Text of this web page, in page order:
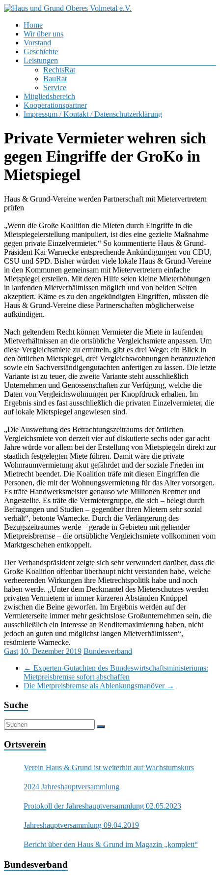
Zum
springen
Haus
und
Grund
Oberes
Volmetal
Menü
Home
Wir über uns
Vorstand
Geschichte
Leistungen
RechtsRat
BauRat
Service
Mitgliedsbereich
Kooperationspartner
Impressum / Kontakt / Datenschutzerklärung
Private Vermieter wehren sich
gegen Eingriffe der GroKo in
Mietspiegel
Haus & Grund-Vereine werden Partnerschaft mit Mietervertretern
prüfen
„Wenn die Große Koalition die Mieten durch Eingriffe in die
Mietspiegelerstellung manipuliert, ist dies eine gezielte Maßnahme
gegen private Einzelvermieter.“ So kommentierte Haus & Grund-
Präsident Kai Warnecke entsprechende Ankündigungen von CDU,
CSU und SPD. Bisher würden viele lokale Haus & Grund-Vereine
in den Kommunen gemeinsam mit Mietervertretern einfache
Mietspiegel erstellen. Mit deren Hilfe seien kleine Mieterhöhungen
in laufenden Mietverhältnissen möglich und von beiden Seiten
akzeptiert. Käme es zu den angekündigten Eingriffen, müssten die
Haus & Grund-Vereine diese Partnerschaften möglicherweise
aufkündigen.
Nach geltendem Recht können Vermieter die Miete in laufenden
Mietverhältnissen an die ortsübliche Vergleichsmiete anpassen. Um
diese Vergleichsmiete zu ermitteln, gibt es drei Wege: ein Blick in
den örtlichen Mietspiegel, drei Vergleichswohnungen heranzuziehen
sowie ein Sachverständigengutachten anfertigen zu lassen. Die letzte
Variante ist zu teuer, die zweite Variante steht ausschließlich
Unternehmen und Genossenschaften zur Verfügung, welche die
Daten von Vergleichswohnungen per Knopfdruck erhalten. Im
Ergebnis sind es fast ausschließlich die privaten Einzelvermieter, die
auf lokale Mietspiegel angewiesen sind.
„Die Ausweitung des Betrachtungszeitraums der örtlichen
Vergleichsmiete von derzeit vier auf diskutierte sechs oder gar acht
Jahre würde vor allem bei der Erstellung von Mietspiegeln direkt zur
staatlich festgelegten Miete führen. Damit wäre die private
Wohnraumvermietung akut gefährdet und der soziale Frieden im
Mietrecht beendet. Die Koalition träfe mit diesen Eingriffen die
Personen, die mit der Wohnungsvermietung für das Alter vorsorgen.
Es träfe Handwerksmeister genauso wie Millionen Rentner und
Angestellte. Es träfe die Vermietergruppe, die sich – belegt durch
Befragungen und Studien – gegenüber ihren Mietern sehr sozial
verhält“, betonte Warnecke. Durch die Verlängerung des
Bezugszeitraumes werde – gerade in Gebieten mit geltender
Mietpreisbremse – die ortsübliche Vergleichsmiete vollkommen vom
Marktgeschehen entkoppelt.
Der Verbandspräsident zeigte sich sehr verwundert darüber, dass die
Große Koalition offenbar überhaupt nicht verstanden habe, welche
verheerenden Wirkungen ihre Mietrechtspolitik habe und noch
haben werde. „Unter dem Deckmantel des Mieterschutzes werden
privaten Vermietern in immer kürzeren Abständen Knüppel
zwischen die Beine geworfen. Im Ergebnis werden auf der
Vermieterseite immer mehr gesichtslose Großunternehmen sein, die
ausschließlich ein Interesse an Renditemaximierung haben, nicht
jedoch an guten und möglichst langen Mietverhältnissen“,
resümierte Warnecke.
Gast 10. Dezember 2019 Bundesverband
← Experten-Gutachten des Bundeswirtschaftsministeriums:
Mietpreisbremse sofort abschaffen
Die Mietpreisbremse als Ablenkungsmanöver →
Suche
Ortsverein
Verein Haus & Grund ist weiterhin auf Wachstumskurs
2024 Jahreshauptversammlung
Protokoll der Jahreshauptversammlung 02.05.2023
Jahreshauptversammlung 09.04.2019
Bericht über den Haus & Grund im Magazin „komplett“
Bundesverband